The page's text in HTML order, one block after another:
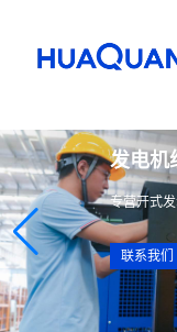
发电机
专营开式
联系我们